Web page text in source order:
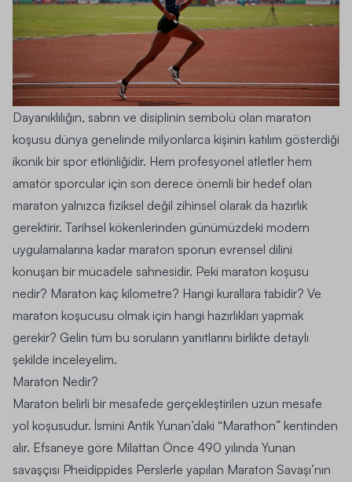
Dayanıklılığın, sabrın ve disiplinin sembolü olan maraton
koşusu dünya genelinde milyonlarca kişinin katılım gösterdiği
ikonik bir spor etkinliğidir. Hem profesyonel atletler hem
amatör sporcular için son derece önemli bir hedef olan
maraton yalnızca fiziksel değil zihinsel olarak da hazırlık
gerektirir. Tarihsel kökenlerinden günümüzdeki modern
uygulamalarına kadar maraton sporun evrensel dilini
konuşan bir mücadele sahnesidir. Peki maraton koşusu
nedir? Maraton kaç kilometre? Hangi kurallara tabidir? Ve
maraton koşucusu olmak için hangi hazırlıkları yapmak
gerekir? Gelin tüm bu soruların yanıtlarını birlikte detaylı
şekilde inceleyelim.
Maraton Nedir?
Maraton belirli bir mesafede gerçekleştirilen uzun mesafe
yol koşusudur. İsmini Antik Yunan’daki “Marathon” kentinden
alır. Efsaneye göre Milattan Önce 490 yılında Yunan
savaşçısı Pheidippides Perslerle yapılan Maraton Savaşı’nın